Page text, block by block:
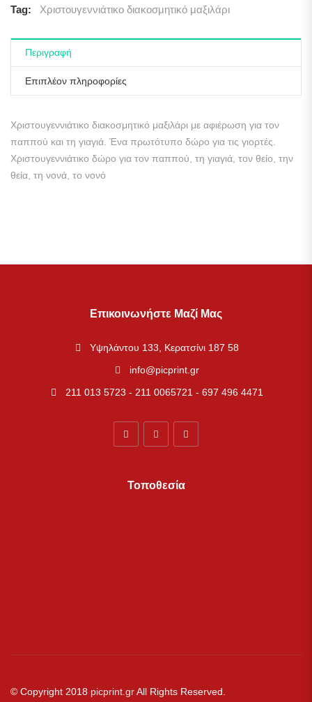
Tag:
Χριστουγεννιάτικο διακοσμητικό μαξιλάρι
Περιγραφή
Επιπλέον πληροφορίες
Χριστουγεννιάτικο διακοσμητικό μαξιλάρι με αφιέρωση για τον
παππού και τη γιαγιά. Ένα πρωτότυπο δώρο για τις γιορτές.
Χριστουγεννιάτικο δώρο για τον παππού, τη γιαγιά, τον θείο, την
θεία, τη νονά, το νονό
Επικοινωνήστε Μαζί Μας
Υψηλάντου 133, Κερατσίνι 187 58
info@picprint.gr
211 013 5723 - 211 0065721 - 697 496 4471
Τοποθεσία
© Copyright 2018 picprint.grAll Rights Reserved.